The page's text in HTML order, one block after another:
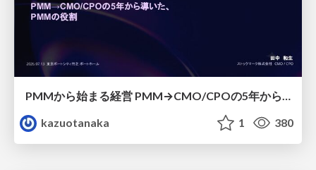
PMMから始まる経営 PMM→CMO/CPOの5年から導いた、 PMMの役割
kazuotanaka
1 380